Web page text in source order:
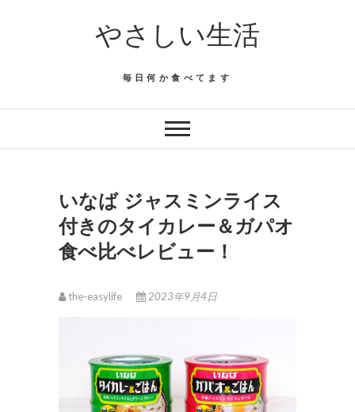
やさしい生活
毎日何か食べてます
いなば ジャスミンライス
付きのタイカレー＆ガパオ
食べ比べレビュー！
the-easylife 2023年9月4日